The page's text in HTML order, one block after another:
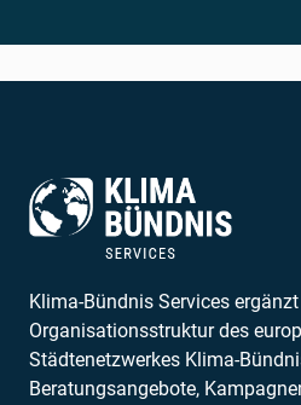
Klima-Bündnis Services
Organisationsstruktur des
Städtenetzwerkes Klima-
Beratungsangebote,